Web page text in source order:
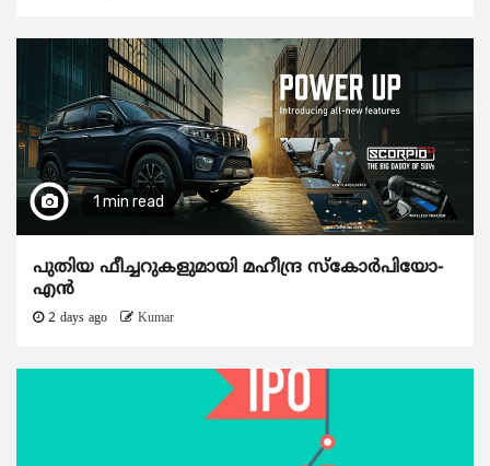
1 min read
പുതിയ ഫീച്ചറുകളുമായി മഹീന്ദ്ര സ്കോർപിയോ-
എൻ
2 days ago Kumar